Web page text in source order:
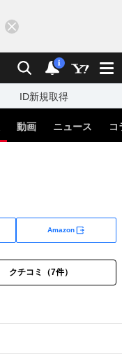
検索 通知
i
ID新規取得
動画 ニュース コ
Amazon
クチコミ（7件）